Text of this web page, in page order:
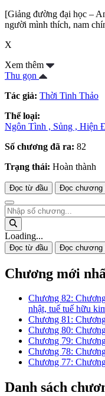
[Giảng đường đại học –
người mình thích, nam
X
Xem thêm
Thu gọn
Tác giả: Thời Tinh Thảo
Thể loại:
Ngôn Tình , Sủng , Hiện
Số chương đã ra: 82
Trạng thái: Hoàn thành
Đọc từ đầu Đọc chương
Loading...
Đọc từ đầu Đọc chương
Chương mới
Chương 82:
nhật, tuế tuế hữu
Chương 81:
Chương 80:
Chương 79:
Chương 78:
Chương 77:
Danh sách